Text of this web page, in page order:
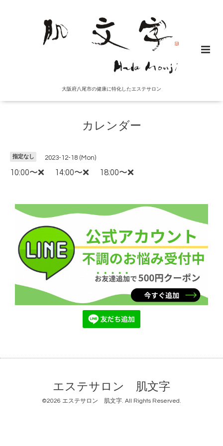
大阪府八尾市の健康に特化したエステサロン
カレンダー
指定なし 2023-12-18 (Mon)
10:00〜❌ 14:00〜❌ 18:00〜❌
エステサロン 肌文字
©2026 エステサロン 肌文字. All Rights Reserved.